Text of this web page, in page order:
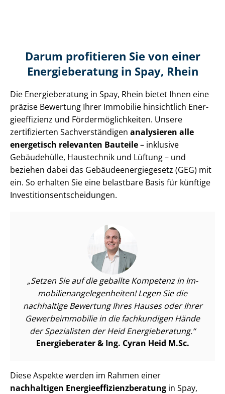
Darum profitieren Sie von einer
Energieberatung in Spay, Rhein
Die Energieberatung in Spay, Rhein bietet Ihnen eine
präzise Bewertung Ihrer Immobilie hinsichtlich En­er­
gie­ef­fi­zi­enz und För­der­mög­lich­kei­ten. Unsere
zertifizierten Sach­ver­stän­di­gen analysieren alle
energetisch relevanten Bauteile– inklusive
Gebäudehülle, Haustechnik und Lüftung – und
beziehen dabei das Ge­bäu­de­en­er­gie­ge­setz (GEG) mit
ein. So erhalten Sie eine belastbare Basis für künftige
In­ves­ti­ti­ons­ent­schei­dun­gen.
Setzen Sie auf die geballte Kompetenz in Im­
mo­bi­li­en­an­ge­le­gen­hei­ten! Legen Sie die
nachhaltige Bewertung Ihres Hauses oder Ihrer
Ge­wer­be­im­mo­bi­lie in die fachkundigen Hände
der Spezialisten der Heid Energieberatung.
Energieberater & Ing. Cyran Heid M.Sc.
Diese Aspekte werden im Rahmen einer
nachhaltigen En­er­gie­ef­fi­zi­enz­be­ra­tung in Spay,